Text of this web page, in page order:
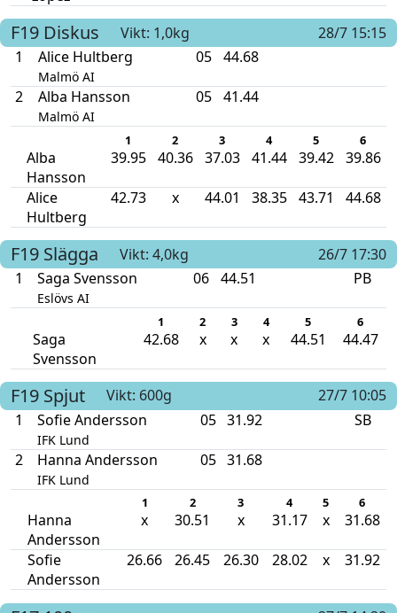
F19 Diskus Vikt: 1,0kg
28/7 15:15
1
Alice Hultberg
Malmö AI
05 44.68
2 Alba Hansson
Malmö AI
05 41.44
1 2 3 4 5 6
Alba
Hansson
39.95 40.36 37.03 41.44 39.42 39.86
Alice
Hultberg
42.73 x 44.01 38.35 43.71 44.68
F19 Slägga Vikt: 4,0kg
26/7 17:30
1
Saga Svensson
Eslövs AI
06 44.51 PB
1 2 3 4 5 6
Saga
Svensson
42.68 x x x 44.51 44.47
F19 Spjut Vikt: 600g
27/7 10:05
1
Sofie Andersson
IFK Lund
05 31.92 SB
2 Hanna Andersson
IFK Lund
05 31.68
1 2 3 4 5 6
Hanna
Andersson
x 30.51 x 31.17 x 31.68
Sofie
Andersson
26.66 26.45 26.30 28.02 x 31.92